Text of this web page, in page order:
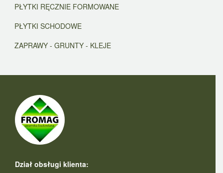
PŁYTKI RĘCZNIE FORMOWANE
PŁYTKI SCHODOWE
ZAPRAWY - GRUNTY - KLEJE
Dział obsługi klienta: